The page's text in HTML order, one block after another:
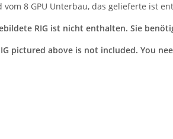
vom 8 GPU Unterbau, das gelieferte ist
RIG ist nicht enthalten. Sie
pictured above is not included. You